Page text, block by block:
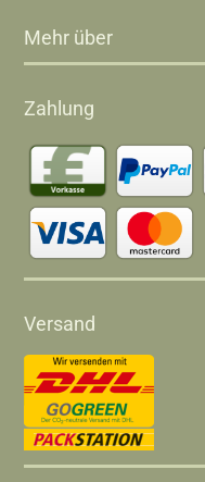
Mehr über
Zahlung
Versand